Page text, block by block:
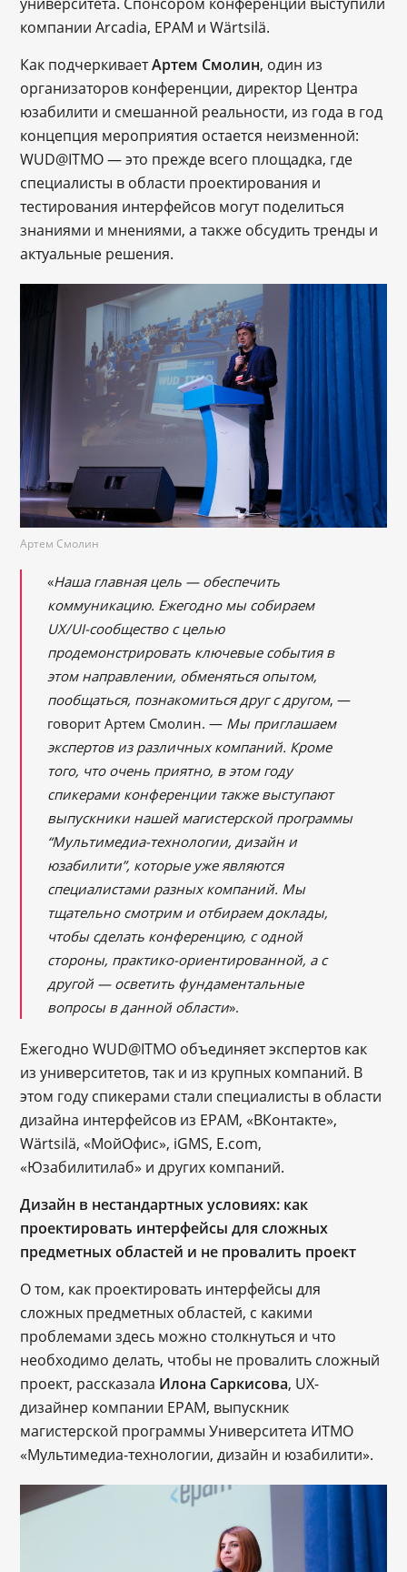
компании Arcadia, EPAM и Wärtsilä.
Как подчеркиваетАртем Смолин, один из
организаторов конференции, директор Центра
юзабилити и смешанной реальности, из года в год
концепция мероприятия остается неизменной:
WUD@ITMO — это прежде всего площадка, где
специалисты в области проектирования и
тестирования интерфейсов могут поделиться
знаниями и мнениями, а также обсудить тренды и
актуальные решения.
Артем Смолин
«Наша главная цель — обеспечить
коммуникацию. Ежегодно мы собираем
UX/UI-сообщество с целью
продемонстрировать ключевые события в
этом направлении, обменяться опытом,
пообщаться, познакомиться друг с другом, —
говорит Артем Смолин. — Мы приглашаем
экспертов из различных компаний. Кроме
того, что очень приятно, в этом году
спикерами конференции также выступают
выпускники нашей магистерской программы
“Мультимедиа-технологии, дизайн и
юзабилити”, которые уже являются
специалистами разных компаний. Мы
тщательно смотрим и отбираем доклады,
чтобы сделать конференцию, с одной
стороны, практико-ориентированной, а с
другой — осветить фундаментальные
вопросы в данной области».
Ежегодно WUD@ITMO объединяет экспертов как
из университетов, так и из крупных компаний. В
этом году спикерами стали специалисты в области
дизайна интерфейсов из EPAM, «ВКонтакте»,
Wärtsilä, «МойОфис», iGMS, E.com,
«Юзабилитилаб» и других компаний.
Дизайн в нестандартных условиях: как
проектировать интерфейсы для сложных
предметных областей и не провалить проект
О том, как проектировать интерфейсы для
сложных предметных областей, с какими
проблемами здесь можно столкнуться и что
необходимо делать, чтобы не провалить сложный
проект, рассказала Илона Саркисова, UX-
дизайнер компании EPAM, выпускник
магистерской программы Университета ИТМО
«Мультимедиа-технологии, дизайн и юзабилити».